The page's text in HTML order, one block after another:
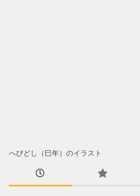
へびどし（巳年）のイラスト